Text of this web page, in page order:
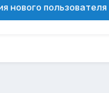
нового пользователя